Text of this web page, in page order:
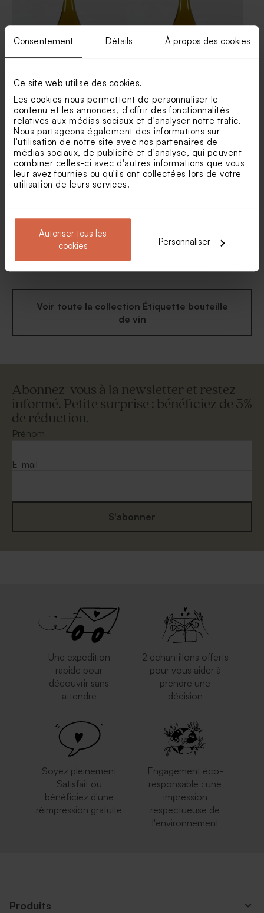
Consentement Détails À propos des cookies
Ce site web utilise des cookies.
Les cookies nous permettent de personnaliser le
contenu et les annonces, d'offrir des fonctionnalités
relatives aux médias sociaux et d'analyser notre trafic.
Nous partageons également des informations sur
l'utilisation de notre site avec nos partenaires de
médias sociaux, de publicité et d'analyse, qui peuvent
combiner celles-ci avec d'autres informations que vous
leur avez fournies ou qu'ils ont collectées lors de votre
utilisation de leurs services.
Autoriser tous les
cookies
Personnaliser
Pochon communion en
peluche blanc
Contenant à dragées
communion transparent
Contenant à dragées
blanc
Etiquette bouteille de vin
communion silhouette sur
balançoire
Etiquette bouteille de vin
communion garçonnet sur
balançoire
Etiquette bouteille de vin
communion forêt tropicale
Voir toute la collection Étiquette bouteille
de vin
Abonnez-vous à la newsletter et restez
informé. Petite surprise : bénéficiez de 5%
de réduction.
Prénom
E-mail
S'abonner
Une expédition
rapide pour
découvrir sans
attendre
2 échantillons offerts
pour vous aider à
prendre une
décision
Soyez pleinement
Satisfait ou
bénéficiez d'une
réimpression gratuite
Engagement éco-
responsable : une
impression
respectueuse de
l'environnement
Produits